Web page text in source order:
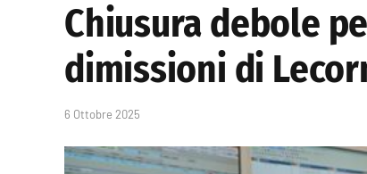
Chiusura debole
dimissioni di
6 Ottobre 2025